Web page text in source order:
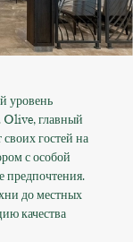
уровень
Olive, главный
гостей на
с особой
предпочтения.
до местных
качества